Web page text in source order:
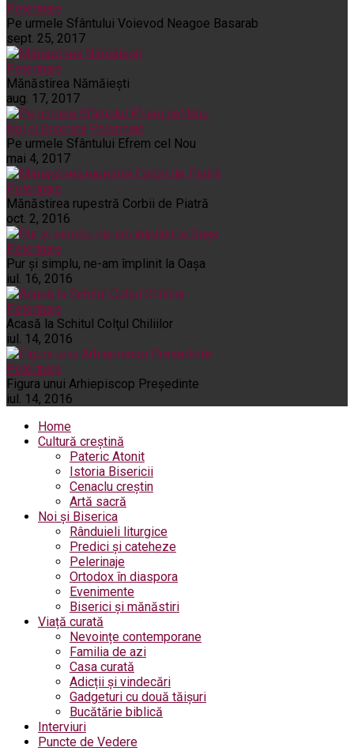
Pelerinaje
Pe urmele Sfântului Voievod Neagoe Basarab
sept. 25, 2017
Pelerinaje
Mănăstirea Nămăiești
aug. 17, 2017
Noi și Biserica Pelerinaje
Pe urmele Sfântului Efrem cel Nou
mai 4, 2017
Pelerinaje
Mănăstirea rupestră Corbii de Piatră
oct. 2, 2016
Pelerinaje
Pur şi simplu, ne-am împlinit la Oaşa
iul. 16, 2016
Pelerinaje
Acasă la Schitul Colţul Chiliilor
iul. 14, 2016
Pelerinaje
Figura unui Arhiepiscop Preşedinte
iul. 14, 2016
Home
Cultură creștină
Pateric Atonit
Istoria Bisericii
Cenaclu creștin
Artă sacră
Noi și Biserica
Rânduieli liturgice
Predici și cateheze
Pelerinaje
Ortodox în diaspora
Evenimente
Biserici și mănăstiri
Viață curată
Nevoințe contemporane
Familia de azi
Casa curată
Adicții și vindecări
Gadgeturi cu două tăișuri
Bucătărie biblică
Interviuri
Puncte de Vedere